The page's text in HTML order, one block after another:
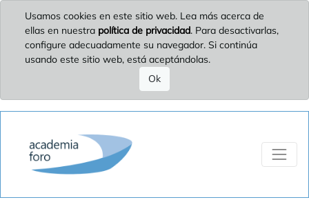
Usamos cookies en este sitio web. Lea más acerca de
ellas en nuestra política de privacidad. Para desactivarlas,
configure adecuadamente su navegador. Si continúa
usando este sitio web, está aceptándolas.
Ok